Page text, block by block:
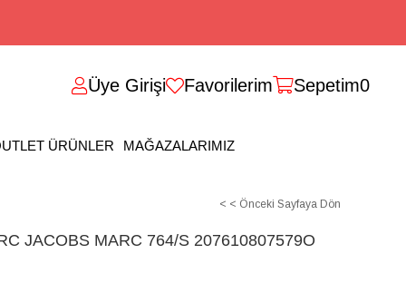
Üye Girişi Favorilerim Sepetim0
ÜRÜNLER MAĞAZALARIMIZ
< < Önceki Sayfaya Dön
JACOBS MARC 764/S 207610807579O